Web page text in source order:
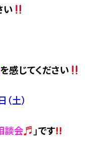
い
を感じてください
（土）
談会♬ 」です!!